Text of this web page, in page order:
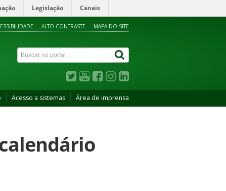
Legislação Canais
ALTO CONTRASTE MAPA DO SITE
Acesso a sistemas Área de imprensa